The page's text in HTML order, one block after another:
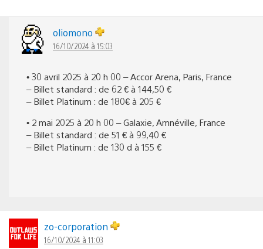
oliomono
16/10/2024 à 15:03
• 30 avril 2025 à 20 h 00 – Accor Arena, Paris, France
– Billet standard : de 62 € à 144,50 €
– Billet Platinum : de 180€ à 205 €
• 2 mai 2025 à 20 h 00 – Galaxie, Amnéville, France
– Billet standard : de 51 € à 99,40 €
– Billet Platinum : de 130 d à 155 €
zo-corporation
16/10/2024 à 11:03